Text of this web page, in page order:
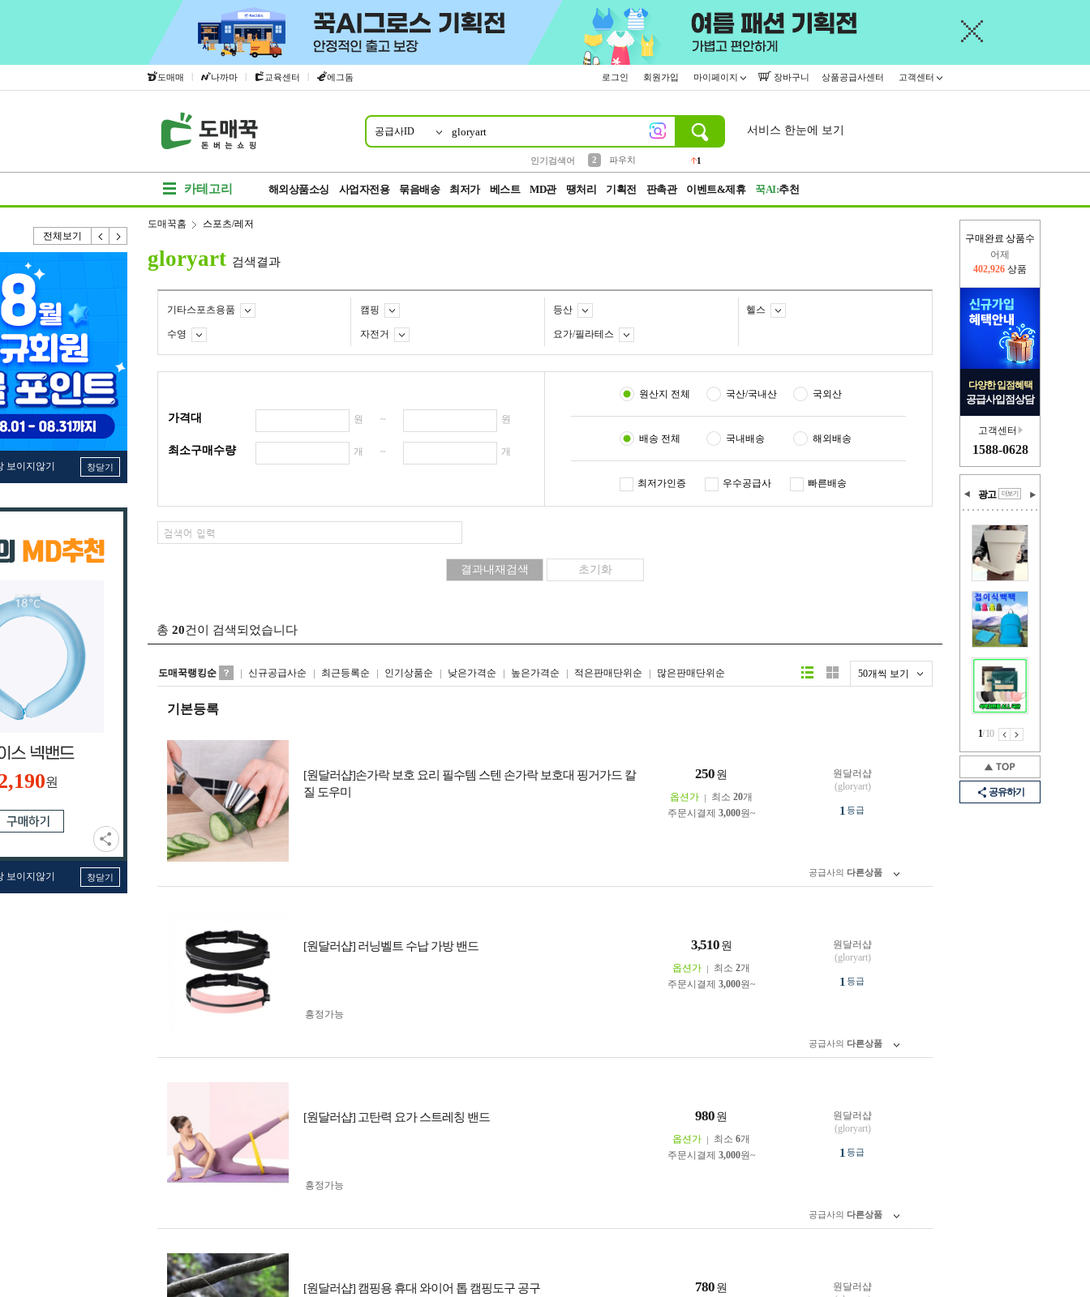
도매매 | 나까마 | 교육센터 | 에그돔 로그인 회원가입 마이페이지 장바구니 상품공급사센터 고객센터
공급사ID
인기검색어
2
파우치
1
서비스 한눈에 보기
카테고리 해외상품소싱 사업자전용 묶음배송 최저가 베스트 MD관 땡처리 기획전 판촉관 이벤트&제휴 꾹AI:추천
전체보기
보이지않기 창닫기
원
보이지않기 창닫기
구매완료 상품수
어제
402,926상품
오늘(현재)
다양한 입점혜택
공급사입점상담
고객센터
1588-0628
광고
1/10
공유하기
도매꾹홈 스포츠/레저
gloryart 검색결과
기타스포츠용품 캠핑 등산 헬스
수영 자전거 요가/필라테스
가격대 원 ~ 원
최소구매수량 개 ~ 개
원산지 전체 국산/국내산 국외산
배송 전체 국내배송 해외배송
최저가인증 우수공급사 빠른배송
총 20건이 검색되었습니다
도매꾹랭킹순 신규공급사순 최근등록순 인기상품순 낮은가격순 높은가격순 적은판매단위순 많은판매단위순 50개씩 보기
리스트형갤러리형
기본등록
[원달러샵]손가락 보호 요리 필수템 스텐 손가락 보호대 핑거가드 칼
질 도우미
250 원
옵션가 최소 20개
주문시결제 3,000원~
원달러샵
(gloryart)
1 등급
공급사의 다른상품
[원달러샵] 러닝벨트 수납 가방 밴드 3,510 원
옵션가 최소 2개
주문시결제 3,000원~
흥정가능
원달러샵
(gloryart)
1 등급
공급사의 다른상품
[원달러샵] 고탄력 요가 스트레칭 밴드 980 원
옵션가 최소 6개
주문시결제 3,000원~
흥정가능
원달러샵
(gloryart)
1 등급
공급사의 다른상품
[원달러샵] 캠핑용 휴대 와이어 톱 캠핑도구 공구 780 원
원달러샵